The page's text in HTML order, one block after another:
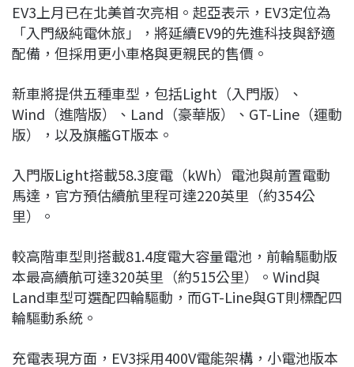
EV3上月已在北美首次亮相。起亞表示，EV3定位為
「入門級純電休旅」，將延續EV9的先進科技與舒適
配備，但採用更小車格與更親民的售價。
新車將提供五種車型，包括Light（入門版）、
Wind（進階版）、Land（豪華版）、GT-Line（運動
版），以及旗艦GT版本。
入門版Light搭載58.3度電（kWh）電池與前置電動
馬達，官方預估續航里程可達220英里（約354公
里）。
較高階車型則搭載81.4度電大容量電池，前輪驅動版
本最高續航可達320英里（約515公里）。Wind與
Land車型可選配四輪驅動，而GT-Line與GT則標配四
輪驅動系統。
充電表現方面，EV3採用400V電能架構，小電池版本